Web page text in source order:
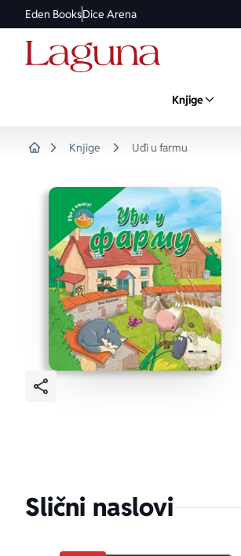
Eden BooksDice Arena
Knjige
Knjige Uđi u farmu
Slični naslovi